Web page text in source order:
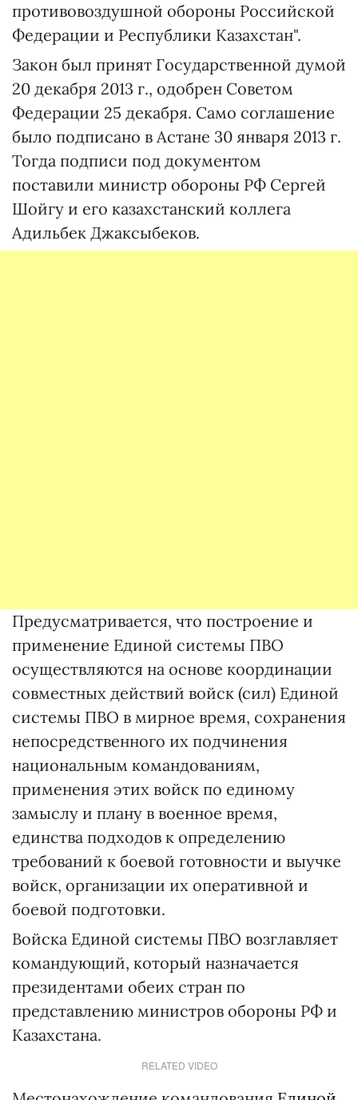
противовоздушной обороны Российской
Федерации и Республики Казахстан".
Закон был принят Государственной думой
20 декабря 2013 г., одобрен Советом
Федерации 25 декабря. Само соглашение
было подписано в Астане 30 января 2013 г.
Тогда подписи под документом
поставили министр обороны РФ Сергей
Шойгу и его казахстанский коллега
Адильбек Джаксыбеков.
Предусматривается, что построение и
применение Единой системы ПВО
осуществляются на основе координации
совместных действий войск (сил) Единой
системы ПВО в мирное время, сохранения
непосредственного их подчинения
национальным командованиям,
применения этих войск по единому
замыслу и плану в военное время,
единства подходов к определению
требований к боевой готовности и выучке
войск, организации их оперативной и
боевой подготовки.
Войска Единой системы ПВО возглавляет
командующий, который назначается
президентами обеих стран по
представлению министров обороны РФ и
Казахстана.
RELATED VIDEO